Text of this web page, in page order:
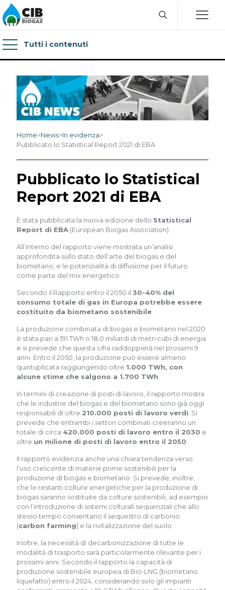
Tutti i contenuti
Home>News>In evidenza>
Pubblicato lo Statistical Report 2021 di EBA
Pubblicato lo Statistical
Report 2021 di EBA
È stata pubblicata la nuova edizione dello Statistical
Report di EBA (European Biogas Association).
All’interno del rapporto viene mostrata un’analisi
approfondita sullo stato dell’arte del biogas e del
biometano, e le potenzialità di diffusione per il futuro
come parte del mix energetico.
Secondo il Rapporto entro il 2050 il 30-40% del
consumo totale di gas in Europa potrebbe essere
costituito da biometano sostenibile.
La produzione combinata di biogas e biometano nel 2020
è stata pari a 191 TWh o 18,0 miliardi di metri cubi di energia
e si prevede che questa cifra raddoppierà nei prossimi 9
anni. Entro il 2050, la produzione può essere almeno
quintuplicata raggiungendo oltre 1.000 TWh, con
alcune stime che salgono a 1.700 TWh.
In termini di creazione di posti di lavoro, il rapporto mostra
che le industrie del biogas e del biometano sono già oggi
responsabili di oltre 210.000 posti di lavoro verdi. Si
prevede che entrambi i settori combinati creeranno un
totale di circa 420.000 posti di lavoro entro il 2030 e
oltre un milione di posti di lavoro entro il 2050.
Il rapporto evidenzia anche una chiara tendenza verso
l’uso crescente di materie prime sostenibili per la
produzione di biogas e biometano. Si prevede, inoltre,
che le restanti colture energetiche per la produzione di
biogas saranno sostituite da colture sostenibili, ad esempio
con l’introduzione di sistemi colturali sequenziali che allo
stesso tempo consentano il sequestro di carbonio
(carbon farming) e la rivitalizzazione del suolo.
Inoltre, la necessità di decarbonizzazione di tutte le
modalità di trasporto sarà particolarmente rilevante per i
prossimi anni. Secondo il rapporto la capacità di
produzione sostenibile europea di Bio-LNG (biometano
liquefatto) entro il 2024, considerando solo gli impianti